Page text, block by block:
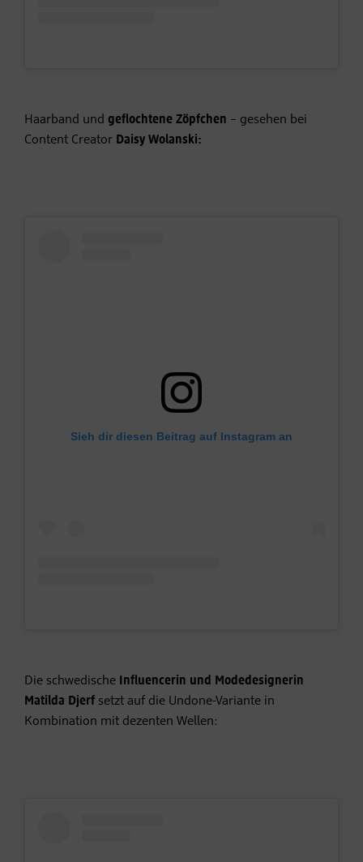
Haarband und geflochtene Zöpfchen – gesehen bei
Content Creator Daisy Wolanski:
Sieh dir diesen Beitrag auf Instagram an
Die schwedische
Influencerin und Modedesignerin
Matilda Djerf setzt auf die Undone-Variante in
Kombination mit dezenten Wellen: